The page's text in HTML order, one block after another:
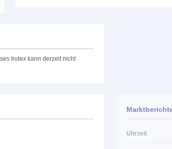
Index kann derzeit nicht
Uhrzeit